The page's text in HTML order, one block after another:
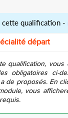
cette qualification -
départ
qualification,
obligatoires ci-
de proposés. En
vous